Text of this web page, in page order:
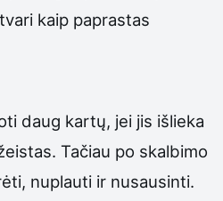
kaip paprastas
daug kartų, jei jis išlieka
Tačiau po skalbimo
nuplauti ir nusausinti.